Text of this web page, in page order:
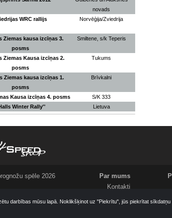
novads
WRC rallijs Norvēģija/Zviedrija
Ziemas kausa izcīņas 3.
posms
Smiltene, s/k Teperis
Ziemas Kausa izcīņas 2.
posms
Tukums
Ziemas kausa izcīņas 1.
posms
Brīvkalni
Kausa izcīņas 4. posms
S/K 333
Winter Rally'' Lietuva
spēle 2026
Par mums
Kontakti
Komanda
darbības mūsu lapā. Noklikšķinot uz "Piekrītu", jūs piekrītat sīkdatņu